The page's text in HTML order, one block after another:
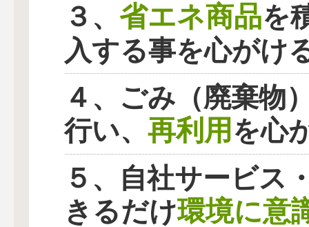
３、 省エネ商品を
入する事を心がけ
４、ごみ（廃棄物
行い、 再利用を心
５、自社サービス
きるだけ環境に意